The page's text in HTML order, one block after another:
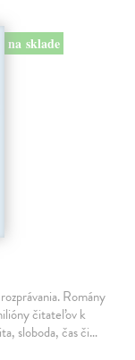
na sklade
Romány
čitateľov k
sloboda, čas či…